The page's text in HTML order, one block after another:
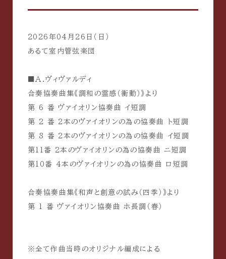
2026年04月26日（日）
あるて室内管弦楽団
A.ヴィヴァルディ
合奏協奏曲集《調和の霊感（衝動）》より
第 6 番 ヴァイオリン協奏曲 イ短調
第 2 番 2本のヴァイオリンの為の協奏曲 ト短調
第 8 番 2本のヴァイオリンの為の協奏曲 イ短調
第11番 2本のヴァイオリンの為の協奏曲 ニ短調
第10番 4本のヴァイオリンの為の協奏曲 ロ短調
合奏協奏曲集《和声と創意の試み（四季）》より
第 1 番 ヴァイオリン協奏曲 ホ長調（春）
※全て作曲当時のオリジナル編成による